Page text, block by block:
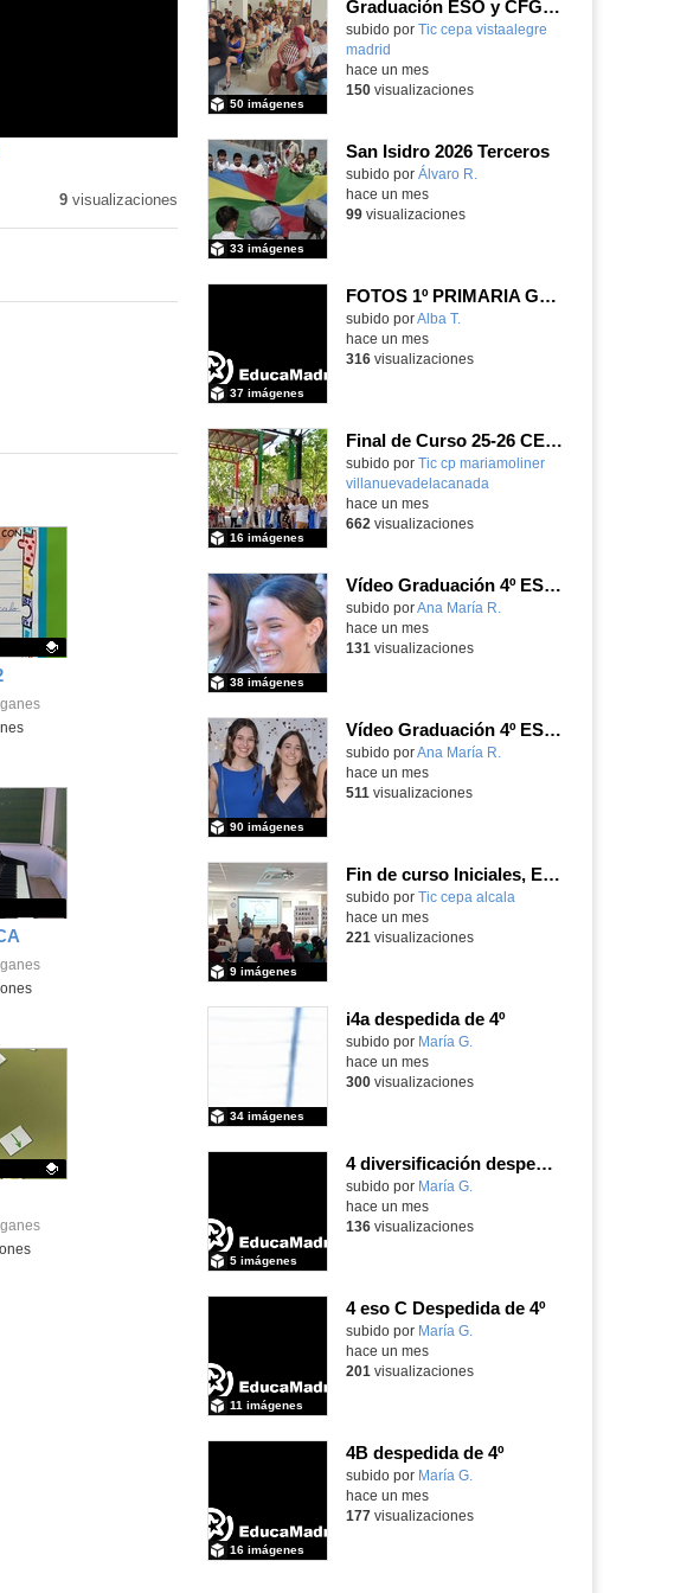
9visualizaciones
Graduación ESO y CFGB 2026
subido por Tic cepa vistaalegre
madrid
50 imágenes
hace un mes
150visualizaciones
San Isidro 2026 Terceros
Contenido educativo.
subido por Álvaro R.
33 imágenes
hace un mes
99visualizaciones
FOTOS 1º PRIMARIA GONZALO DE BERCEO
subido porAlba T.
37 imágenes
hace un mes
316visualizaciones
Final de Curso 25-26 CEIPSO MARÍA MOLINER
subido por Tic cp mariamoliner
villanuevadelacanada
16 imágenes
hace un mes
662 visualizaciones
Vídeo Graduación 4º ESO 2025-2026 (2)
subido porAna María R.
38 imágenes
hace un mes
131 visualizaciones
Vídeo Graduación 4º ESO 2025-2026
subido porAna María R.
90 imágenes
hace un mes
511 visualizaciones
Fin de curso Iniciales, Español, Inglés, Informática y Patrimonio
subido por Tic cepa alcala
9 imágenes
hace un mes
221 visualizaciones
i4a despedida de 4º
Contenido educativo.
subido por María G.
34 imágenes
hace un mes
300visualizaciones
4 diversificación despedida de 4º
Contenido educativo.
subido por María G.
5 imágenes
hace un mes
136visualizaciones
4 eso C Despedida de 4º
Contenido educativo.
subido por María G.
11 imágenes
hace un mes
201 visualizaciones
4B despedida de 4º
Contenido educativo.
subido por María G.
16 imágenes
hace un mes
177visualizaciones